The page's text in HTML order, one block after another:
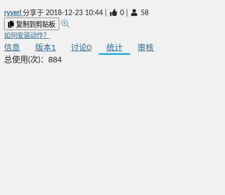
ryverl 分享于 2018-12-23 10:44 0 58
复制到剪贴板
如何安装动作？
信息 版本1 讨论0 统计
审核
总使用(次)： 884